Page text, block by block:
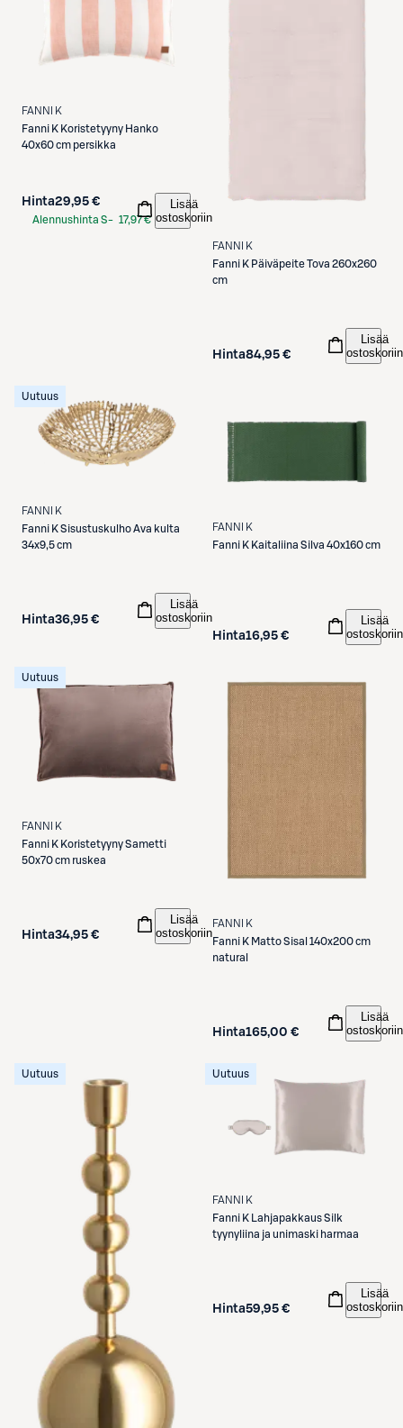
FANNI K
Fanni K Koristetyyny Hanko
40x60 cm persikka
Hinta29,95 €
Alennushinta S- 17,97 €
Lisää
ostoskoriin
FANNI K
Fanni K Päiväpeite Tova 260x260
cm
Hinta84,95 €
Lisää
ostoskoriin
Uutuus
FANNI K
Fanni KSisustuskulho Ava kulta
34x9,5 cm
Hinta36,95 €
Lisää
ostoskoriin
FANNI K
Fanni K Kaitaliina Silva 40x160 cm
Hinta16,95 €
Lisää
ostoskoriin
Uutuus
FANNI K
Fanni K Koristetyyny Sametti
50x70 cm ruskea
Hinta34,95 €
Lisää
ostoskoriin
FANNI K
Fanni K Matto Sisal 140x200 cm
natural
Hinta165,00 €
Lisää
ostoskoriin
Uutuus Uutuus
FANNI K
Fanni K
Lahjapakkaus Silk
tyynyliina ja unimaski harmaa
Hinta59,95 €
Lisää
ostoskoriin